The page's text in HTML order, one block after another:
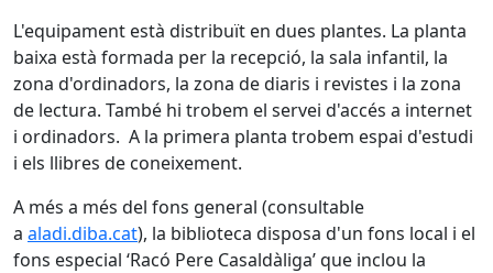
L'equipament està distribuït en dues plantes. La planta
baixa està formada per la recepció, la sala infantil, la
zona d'ordinadors, la zona de diaris i revistes i la zona
de lectura. També hi trobem el servei d'accés a internet
i ordinadors. A la primera planta trobem espai d'estudi
i els llibres de coneixement.
A més a més del fons general (consultable
a aladi.diba.cat), la biblioteca disposa d'un fons local i el
fons especial ‘Racó Pere Casaldàliga’ que inclou la